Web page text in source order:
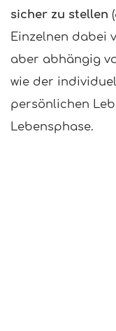
sicher zu stellen
Einzelnen dabei
aber abhängig
wie der
persönlichen
Lebensphase.